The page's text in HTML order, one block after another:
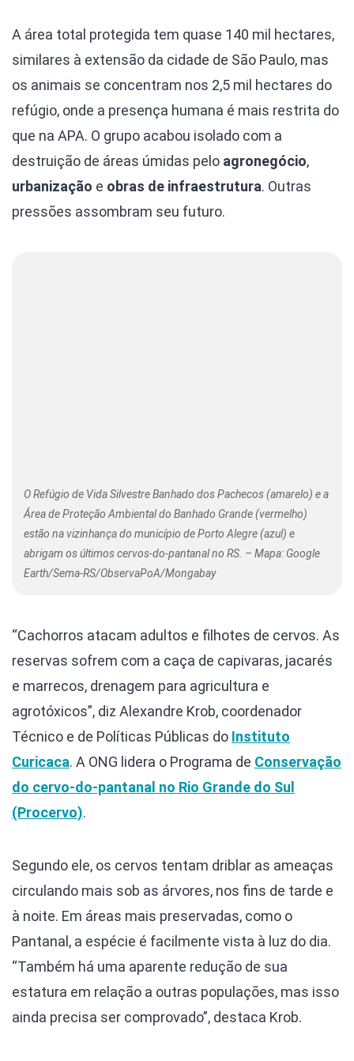
A área total protegida tem quase 140 mil hectares,
similares à extensão da cidade de São Paulo, mas
os animais se concentram nos 2,5 mil hectares do
refúgio, onde a presença humana é mais restrita do
que na APA. O grupo acabou isolado com a
destruição de áreas úmidas pelo agronegócio,
urbanização e obras de infraestrutura. Outras
pressões assombram seu futuro.
O Refúgio de Vida Silvestre Banhado dos Pachecos (amarelo) e a
Área de Proteção Ambiental do Banhado Grande (vermelho)
estão na vizinhança do município de Porto Alegre (azul) e
abrigam os últimos cervos-do-pantanal no RS. – Mapa: Google
Earth/Sema-RS/ObservaPoA/Mongabay
“Cachorros atacam adultos e filhotes de cervos. As
reservas sofrem com a caça de capivaras, jacarés
e marrecos, drenagem para agricultura e
agrotóxicos”, diz Alexandre Krob, coordenador
Técnico e de Políticas Públicas do Instituto
Curicaca. A ONG lidera o Programa de Conservação
do cervo-do-pantanal no Rio Grande do Sul
(Procervo).
Segundo ele, os cervos tentam driblar as ameaças
circulando mais sob as árvores, nos fins de tarde e
à noite. Em áreas mais preservadas, como o
Pantanal, a espécie é facilmente vista à luz do dia.
“Também há uma aparente redução de sua
estatura em relação a outras populações, mas isso
ainda precisa ser comprovado”, destaca Krob.